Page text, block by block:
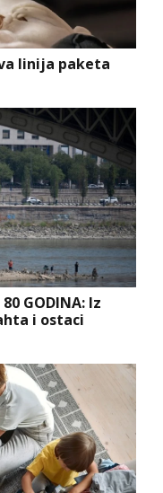
linija paketa
GODINA: Iz
i ostaci